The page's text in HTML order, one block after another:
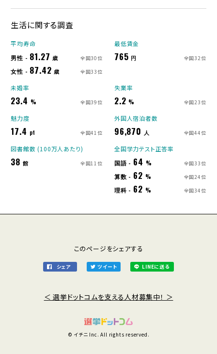
生活に関する調査
平均寿命
男性 - 81.27 歳 全国30位
女性 - 87.42 歳 全国33位
最低賃金
765 円 全国32位
未婚率
23.4 % 全国39位
失業率
2.2 % 全国23位
魅力度
17.4 pt 全国41位
外国人宿泊者数
96,870 人 全国44位
図書館数 (100万人あたり)
38 館 全国11位
全国学力テスト正答率
国語 - 64 % 全国33位
算数 - 62 % 全国24位
理科 - 62 % 全国34位
このページをシェアする
シェア ツイート LINEに送る
＜ 選挙ドットコムを支える人材募集中！ ＞
© イチニ Inc. All rights reserved.